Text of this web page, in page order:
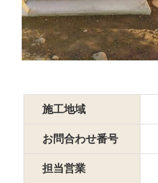
施工地域
お問合わせ番号
担当営業